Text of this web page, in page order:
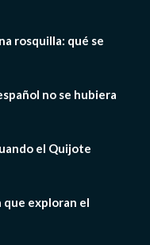
rosquilla: qué se
no se hubiera
el Quijote
que exploran el